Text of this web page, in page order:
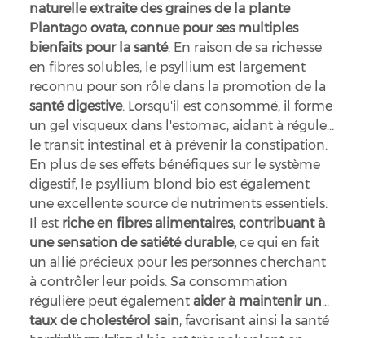
naturelle extraite des graines de la plante
Plantago ovata, connue pour ses multiples
bienfaits pour la santé. En raison de sa richesse
en fibres solubles, le psyllium est largement
reconnu pour son rôle dans la promotion de la
santé digestive. Lorsqu'il est consommé, il forme
un gel visqueux dans l'estomac, aidant à réguler
le transit intestinal et à prévenir la constipation.
En plus de ses effets bénéfiques sur le système
digestif, le psyllium blond bio est également
une excellente source de nutriments essentiels.
Il estriche en fibres alimentaires, contribuant à
une sensation de satiété durable, ce qui en fait
un allié précieux pour les personnes cherchant
à contrôler leur poids. Sa consommation
régulière peut également aider à maintenir un
taux de cholestérol sain, favorisant ainsi la santé